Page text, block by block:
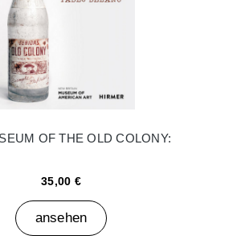
OF THE OLD COLONY:
35,00 €
ansehen